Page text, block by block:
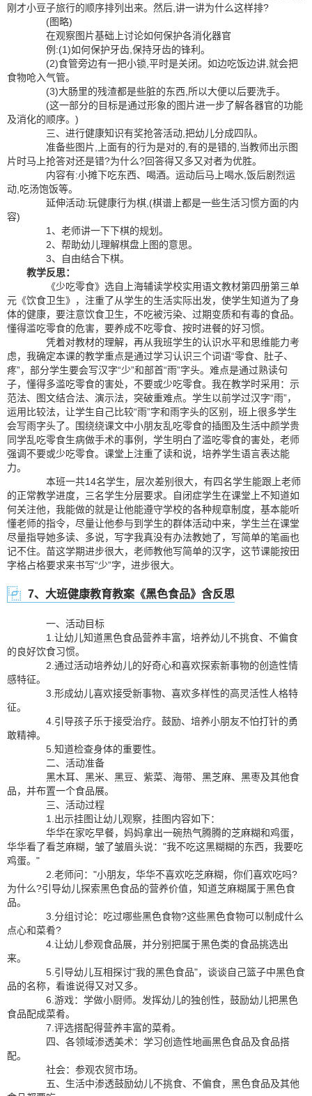
刚才小豆子旅行的顺序排列出来。然后,讲一讲为什么这样排?
(图略)
在观察图片基础上讨论如何保护各消化器官
例:(1)如何保护牙齿,保持牙齿的锋利。
(2)食管旁边有一把小锁,平时是关闭。如边吃饭边讲,就会把
食物呛入气管。
(3)大肠里的残渣都是些脏的东西,所以大便以后要洗手。
(这一部分的目标是通过形象的图片进一步了解各器官的功能
及消化的顺序。)
三、进行健康知识有奖抢答活动,把幼儿分成四队。
准备些图片,上面有的行为是对的,有的是错的,当教师出示图
片时马上抢答对还是错?为什么?回答得又多又对者为优胜。
内容有:小摊下吃东西、喝酒。运动后马上喝水,饭后剧烈运
动,吃汤饱饭等。
延伸活动:玩健康行为棋,(棋谱上都是一些生活习惯方面的内
容)
1、老师讲一下下棋的规划。
2、帮助幼儿理解棋盘上图的意思。
3、自由结合下棋。
教学反思：
《少吃零食》选自上海辅读学校实用语文教材第四册第三单
元《饮食卫生》，注重了从学生的生活实际出发，使学生知道为了身
体的健康，要注意饮食卫生，不吃被污染、过期变质和有毒的食品。
懂得滥吃零食的危害，要养成不吃零食、按时进餐的好习惯。
凭着对教材的理解，再从我班学生的认识水平和思维能力考
虑，我确定本课的教学重点是通过学习认识三个词语“零食、肚子、
疼”，部分学生要会写汉字“少”和部首“雨”字头。难点是通过熟读句
子，懂得多滥吃零食的害处，不要或少吃零食。我在教学时采用：示
范法、图文结合法、演示法，突破重难点。学生以前学过汉字“雨”，
运用比较法，让学生自己比较“雨”字和雨字头的区别，班上很多学生
会写雨字头了。围绕绕课文中小朋友乱吃零食的插图及生活中颜学贵
同学乱吃零食生病做手术的事例，学生明白了滥吃零食的害处，老师
强调不要或少吃零食。课堂上注重了读和说，培养学生语言表达能
力。
本班一共14名学生，层次差别很大，有四名学生能跟上老师
的正常教学进度，三名学生分层要求。自闭症学生在课堂上不知道如
何关注他，我能做的就是让他能遵守学校的各种规章制度，基本能听
懂老师的指令，尽量让他参与到学生的群体活动中来，学生兰在课堂
尽量指导她多读、多说，写字我真没有办法教她了，写简单的笔画也
记不住。苗这学期进步很大，老师教他写简单的汉字，这节课能按田
字格占格要求来书写“少”字，进步很大。
7、大班健康教育教案《黑色食品》含反思
一、活动目标
1.让幼儿知道黑色食品营养丰富，培养幼儿不挑食、不偏食
的良好饮食习惯。
2.通过活动培养幼儿的好奇心和喜欢探索新事物的创造性情
感特征。
3.形成幼儿喜欢接受新事物、喜欢多样性的高灵活性人格特
征。
4.引导孩子乐于接受治疗。鼓励、培养小朋友不怕打针的勇
敢精神。
5.知道检查身体的重要性。
二、活动准备
黑木耳、黑米、黑豆、紫菜、海带、黑芝麻、黑枣及其他食
品，并布置一个食品展。
三、活动过程
1.出示挂图让幼儿观察，挂图内容如下：
华华在家吃早餐，妈妈拿出一碗热气腾腾的芝麻糊和鸡蛋，
华华看了看芝麻糊，皱了皱眉头说："我不吃这黑糊糊的东西，我要吃
鸡蛋。"
2.老师问："小朋友，华华不喜欢吃芝麻糊，你们喜欢吃吗?
为什么?引导幼儿探索黑色食品的营养价值，知道芝麻糊属于黑色食
品。
3.分组讨论：吃过哪些黑色食物?这些黑色食物可以制成什么
点心和菜肴?
4.让幼儿参观食品展，并分别把属于黑色类的食品挑选出
来。
5.引导幼儿互相探讨"我的黑色食品"，谈谈自己篮子中黑色食
品的名称，看谁说得又对又多。
6.游戏：学做小厨师。发挥幼儿的独创性，鼓励幼儿把黑色
食品配成菜肴。
7.评选搭配得营养丰富的菜肴。
四、各领域渗透美术：学习创造性地画黑色食品及食品搭
配。
社会：参观农贸市场。
五、生活中渗透鼓励幼儿不挑食、不偏食，黑色食品及其他